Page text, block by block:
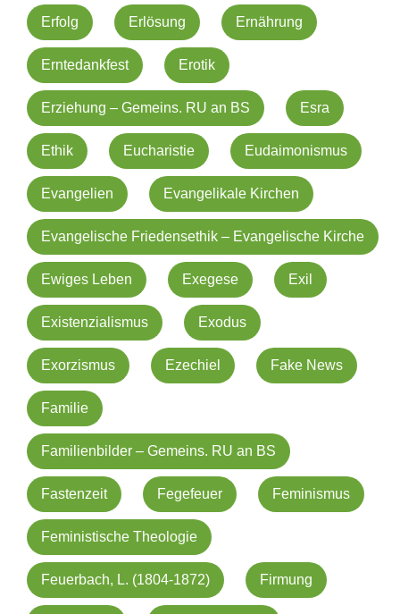
Erfolg Erlösung Ernährung
Erntedankfest Erotik
Erziehung – Gemeins. RU an BS Esra
Ethik Eucharistie Eudaimonismus
Evangelien Evangelikale Kirchen
Evangelische Friedensethik – Evangelische Kirche
Ewiges Leben Exegese Exil
Existenzialismus Exodus
Exorzismus Ezechiel Fake News
Familie
Familienbilder – Gemeins. RU an BS
Fastenzeit Fegefeuer Feminismus
Feministische Theologie
Feuerbach, L. (1804-1872) Firmung